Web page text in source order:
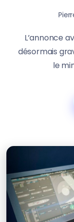
L’annonce
désormais
le